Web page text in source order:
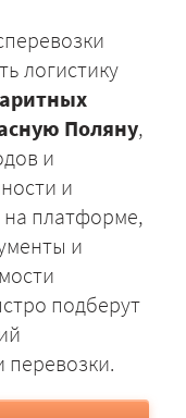
логистику
Поляну,
и
и
на платформе,
и
подберут
перевозки.